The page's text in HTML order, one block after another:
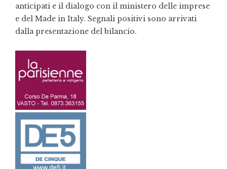
anticipati e il dialogo con il ministero delle imprese
e del Made in Italy. Segnali positivi sono arrivati
dalla presentazione del bilancio.